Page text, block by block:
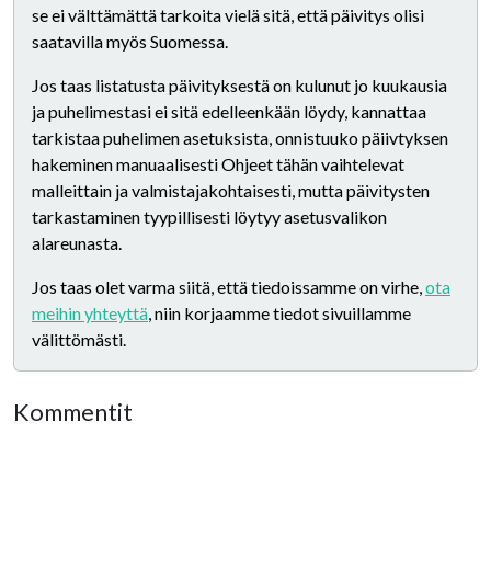
se ei välttämättä tarkoita vielä sitä, että päivitys olisi
saatavilla myös Suomessa.
Jos taas listatusta päivityksestä on kulunut jo kuukausia
ja puhelimestasi ei sitä edelleenkään löydy, kannattaa
tarkistaa puhelimen asetuksista, onnistuuko päiivtyksen
hakeminen manuaalisesti Ohjeet tähän vaihtelevat
malleittain ja valmistajakohtaisesti, mutta päivitysten
tarkastaminen tyypillisesti löytyy asetusvalikon
alareunasta.
Jos taas olet varma siitä, että tiedoissamme on virhe,ota
meihin yhteyttä, niin korjaamme tiedot sivuillamme
välittömästi.
Kommentit